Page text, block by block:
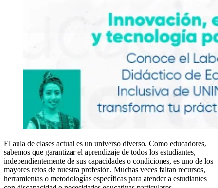
El aula de clases actual es un universo diverso. Como educadores,
sabemos que garantizar el aprendizaje de todos los estudiantes,
independientemente de sus capacidades o condiciones, es uno de los
mayores retos de nuestra profesión. Muchas veces faltan recursos,
herramientas o metodologías específicas para atender a estudiantes